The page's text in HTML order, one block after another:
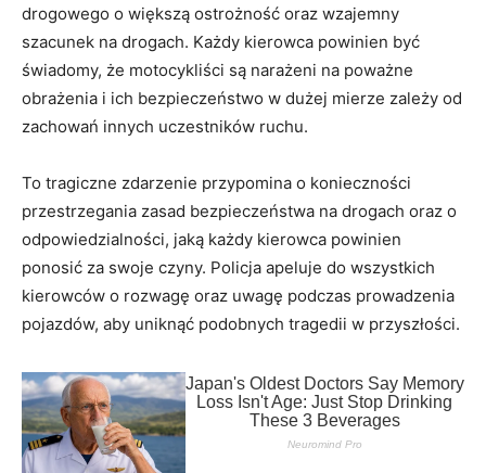
drogowego o większą ostrożność oraz wzajemny
szacunek na drogach. Każdy kierowca powinien być
świadomy, że motocykliści są narażeni na poważne
obrażenia i ich bezpieczeństwo w dużej mierze zależy od
zachowań innych uczestników ruchu.
To tragiczne zdarzenie przypomina o konieczności
przestrzegania zasad bezpieczeństwa na drogach oraz o
odpowiedzialności, jaką każdy kierowca powinien
ponosić za swoje czyny. Policja apeluje do wszystkich
kierowców o rozwagę oraz uwagę podczas prowadzenia
pojazdów, aby uniknąć podobnych tragedii w przyszłości.